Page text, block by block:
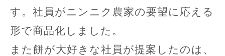
す。社員がニンニク農家の要望に応える
形で商品化しました。
また餅が大好きな社員が提案したのは、